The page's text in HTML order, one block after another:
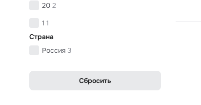
20 2
1 1
Страна
Россия 3
Сбросить